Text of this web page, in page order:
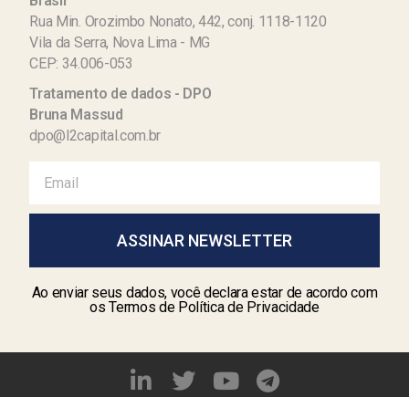
Rua Min. Orozimbo Nonato, 442, conj. 1118-1120
Vila da Serra, Nova Lima - MG
CEP: 34.006-053
Tratamento de dados - DPO
Bruna Massud
dpo@l2capital.com.br
ASSINAR NEWSLETTER
Ao enviar seus dados, você declara estar de acordo com
os Termos de Política de Privacidade